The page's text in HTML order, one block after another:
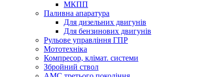
МКПП
Паливна апаратура
Для дизельних двигунів
Для бензинових двигунів
Рульове управління ГПР
Мототехніка
Компресор, клімат. системи
Збройний ствол